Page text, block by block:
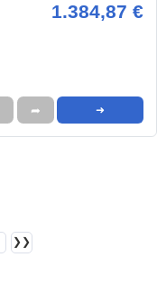
1.384,87 €
➦ ➜
❯❯